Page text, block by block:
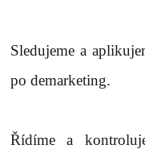
Sledujeme a
po demarketing.
Řídíme a